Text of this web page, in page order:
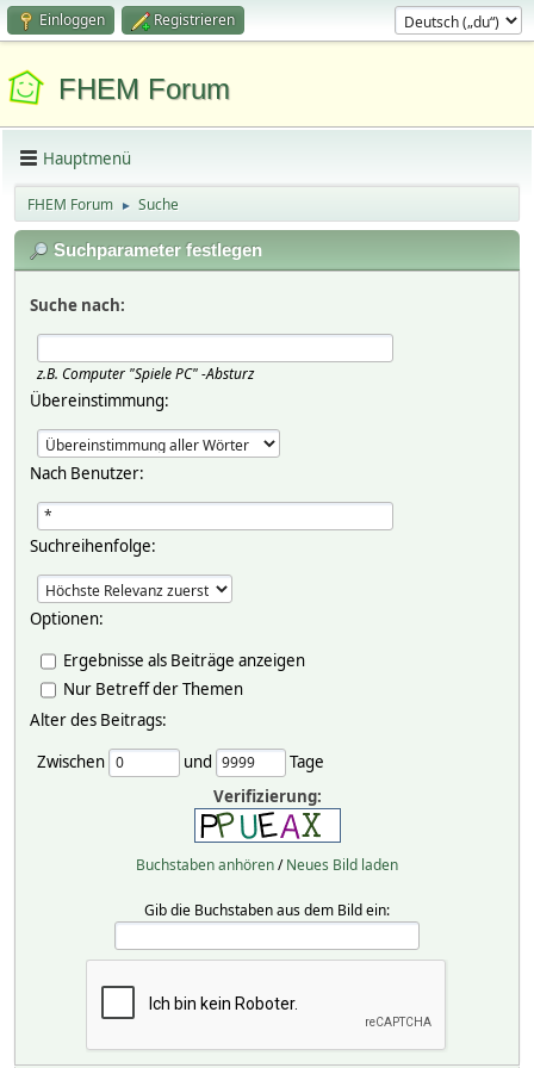
Einloggen Registrieren
FHEM Forum
Hauptmenü
FHEM Forum ► Suche
Suchparameter festlegen
Suche nach:
z.B. Computer "Spiele PC" -Absturz
Übereinstimmung:
Nach Benutzer:
Suchreihenfolge:
Optionen:
Ergebnisse als Beiträge anzeigen
Nur Betreff der Themen
Alter des Beitrags:
Zwischen
und
Tage
Verifizierung:
Buchstaben anhören/Neues Bild laden
Gib die Buchstaben aus dem Bild ein: